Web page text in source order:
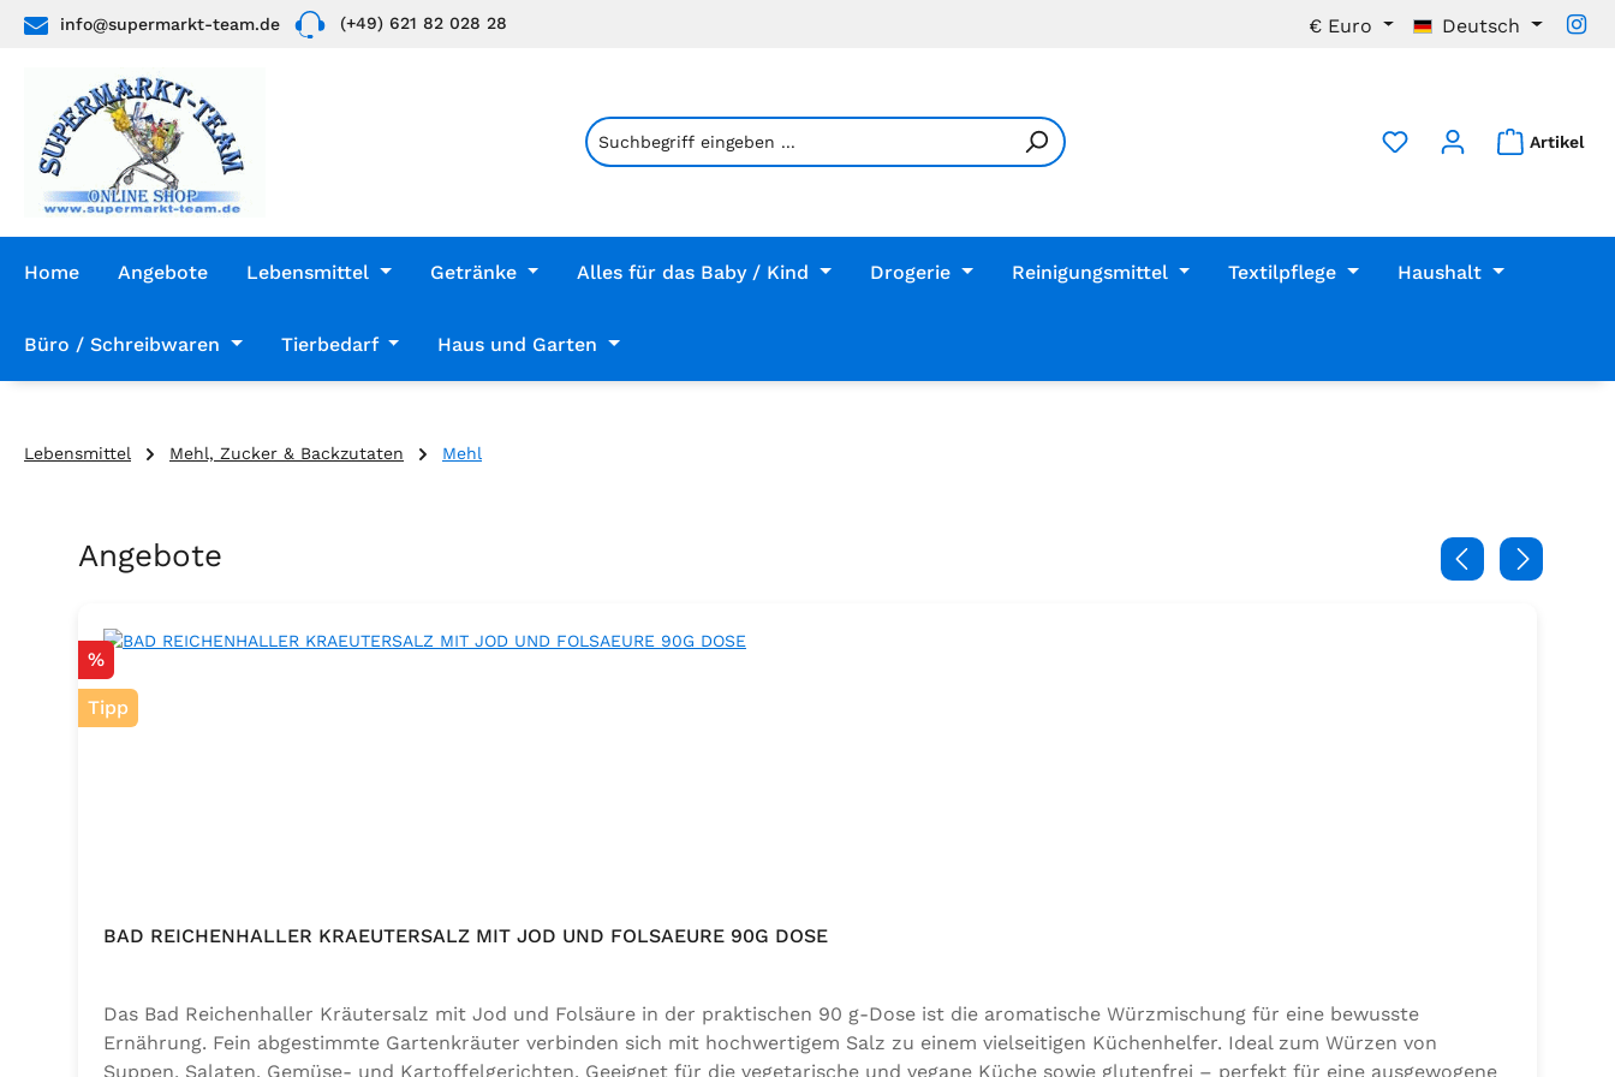
Hauptinhalt springen
Zur Suche springen
Zur Hauptnavigation springen
info@supermarkt-team.de (+49) 621 82 028 28 € Euro Deutsch
Artikel
Home Angebote Lebensmittel Getränke Alles für das Baby / Kind Drogerie Reinigungsmittel Textilpflege Haushalt
Büro / Schreibwaren Tierbedarf Haus und Garten
Lebensmittel Mehl, Zucker & Backzutaten Mehl
Produktgalerie überspringen
Angebote
Rabatt
%
Tipp
BAD REICHENHALLER KRAEUTERSALZ MIT JOD UND FOLSAEURE 90G DOSE
Das Bad Reichenhaller Kräutersalz mit Jod und Folsäure in der praktischen 90 g-Dose ist die aromatische Würzmischung für eine bewusste
Ernährung. Fein abgestimmte Gartenkräuter verbinden sich mit hochwertigem Salz zu einem vielseitigen Küchenhelfer. Ideal zum Würzen von
Suppen, Salaten, Gemüse- und Kartoffelgerichten. Geeignet für die vegetarische und vegane Küche sowie glutenfrei – perfekt für eine ausgewogene